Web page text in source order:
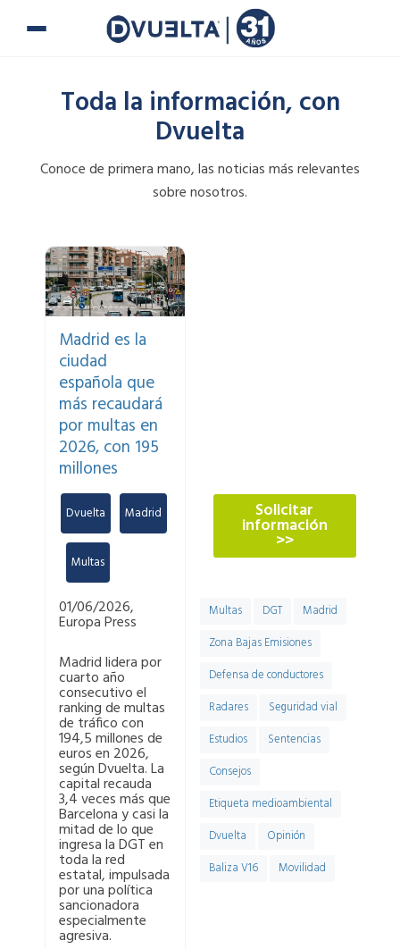
Toda la información, con
Dvuelta
Conoce de primera mano, las noticias más relevantes
sobre nosotros.
Madrid es la
ciudad
española que
más recaudará
por multas en
2026, con 195
millones
Dvuelta Madrid
Multas
01/06/2026,
Europa Press
Madrid lidera por
cuarto año
consecutivo el
ranking de multas
de tráfico con
194,5 millones de
euros en 2026,
según Dvuelta. La
capital recauda
3,4 veces más que
Barcelona y casi la
mitad de lo que
ingresa la DGT en
toda la red
estatal, impulsada
por una política
sancionadora
especialmente
agresiva.
Solicitar
información
>>
Multas DGT
Madrid
Zona Bajas Emisiones
Defensa de conductores
Radares
Seguridad vial
Estudios
Sentencias
Consejos
Etiqueta medioambiental
Dvuelta
Opinión
Baliza V16
Movilidad